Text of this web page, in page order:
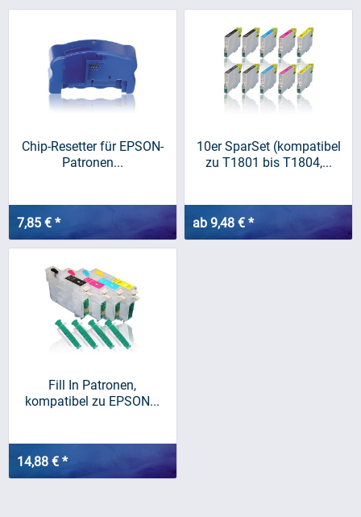
Chip-Resetter für EPSON-
Patronen...
7,85 € *
10er SparSet (kompatibel
zu T1801 bis T1804,...
ab 9,48 € *
Fill In Patronen,
kompatibel zu EPSON...
14,88 € *